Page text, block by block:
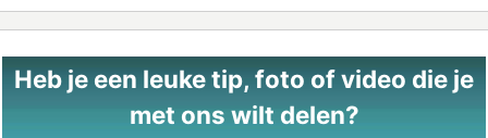
Heb je een leuke tip, foto of video die je
met ons wilt delen?